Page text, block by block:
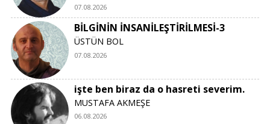
07.08.2026
BİLGİNİN İNSANİLEŞTİRİLMESİ-3
ÜSTÜN BOL
07.08.2026
işte ben biraz da o hasreti severim.
MUSTAFA AKMEŞE
06.08.2026